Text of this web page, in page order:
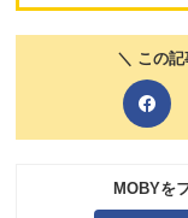
＼ この
MOBYを